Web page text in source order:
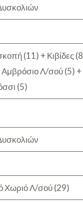
(11) + Κιβίδες
Αμβρόσιο Λ/σού (5) +
(5)
Χωριό Λ/σού (29)